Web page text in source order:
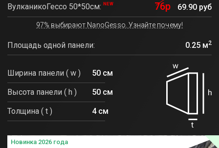
ВулканикоГессо 50*50см: NEW 76р 69.90 руб
97% выбирают NanoGesso. Узнайте почему!
Площадь одной панели: 0.25 м2
Ширина панели ( w ) 50 см
Высота панели ( h ) 50 см
Толщина ( t ) 4 см
Новинка 2026 года